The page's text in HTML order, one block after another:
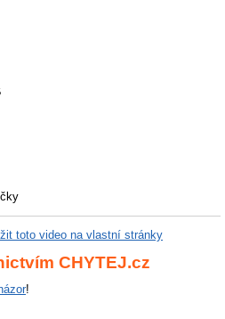
toto video na vlastní stránky
CHYTEJ.cz
!